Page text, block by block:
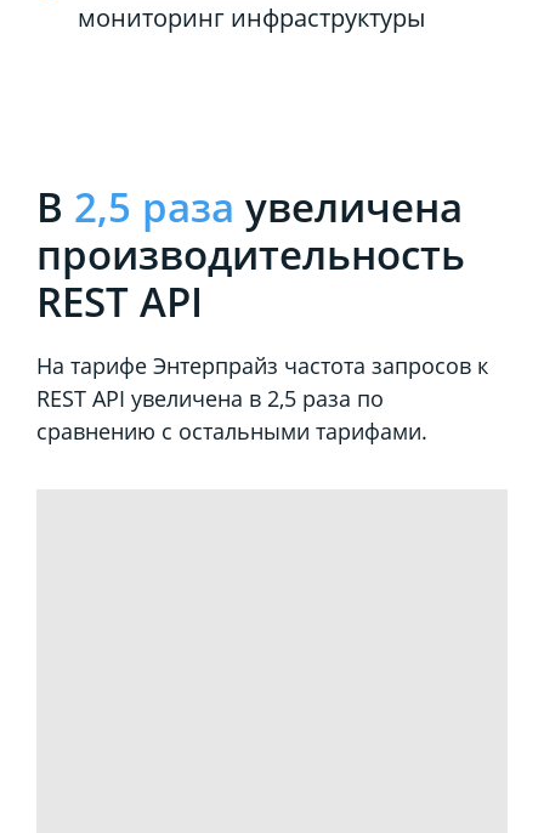
мониторинг инфраструктуры
В 2,5 раза увеличена
производительность
REST API
На тарифе Энтерпрайз частота запросов к
REST API увеличена в 2,5 раза по
сравнению с остальными тарифами.